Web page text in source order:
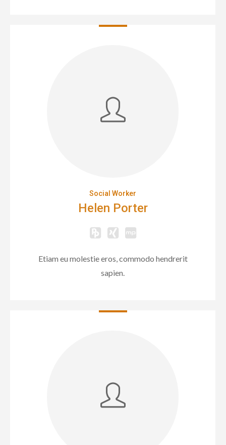
Social Worker
Helen Porter
Etiam eu molestie eros, commodo hendrerit
sapien.